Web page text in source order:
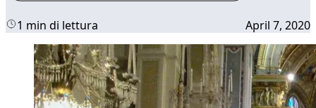
1 min di lettura April 7, 2020